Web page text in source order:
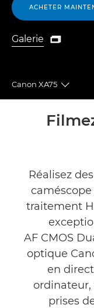
ACHETER
Galerie
Galerie

Canon XA75
Toggle
Présentation
Commentaires
Assistance
Réalisez
caméscope
traitement
AF CMOS
optique
en
ordinateur,
prises